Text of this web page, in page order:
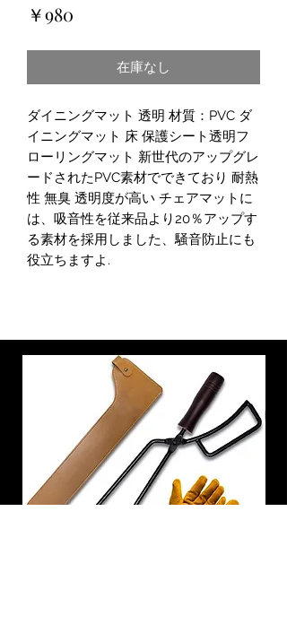
￥980
在庫なし
ダイニングマット 透明 材質：PVC ダ
イニングマット 床 保護シート透明フ
ローリングマット 新世代のアップグレ
ードされたPVC素材でできており 耐熱
性 無臭 透明度が高い チェアマットに
は、吸音性を従来品より20％アップす
る素材を採用しました、騒音防止にも
役立ちますよ.